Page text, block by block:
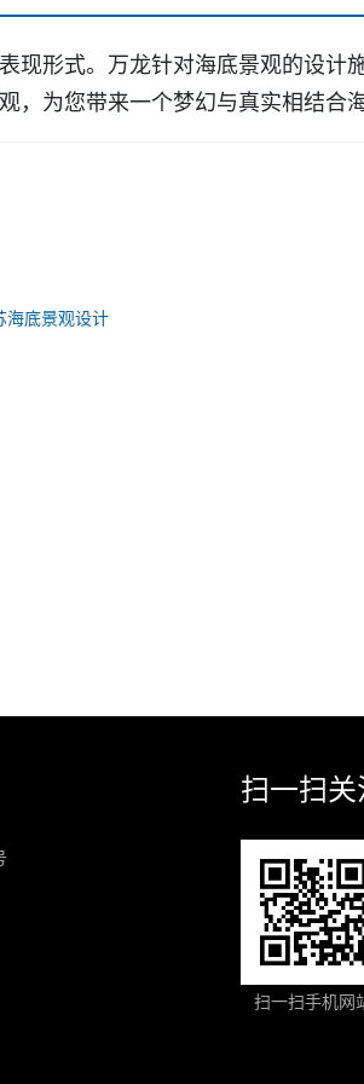
现形式。万龙针对海底景观的设计
，为您带来一个梦幻与真实相结合
海底景观设计
扫一扫
扫一扫手机网